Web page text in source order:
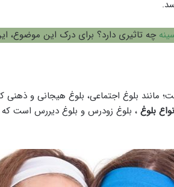
چه تاثیری دارد؟ برای درک این موضوع،
مانند بلوغ اجتماعی، بلوغ هیجانی و
بلوغ ، بلوغ زودرس و بلوغ دیررس است